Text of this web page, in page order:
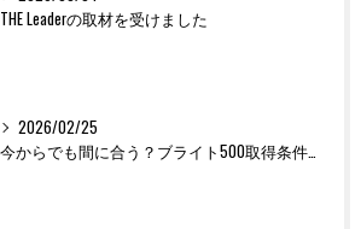
THE Leaderの取材を受けました
2026/02/25
今からでも間に合う？ブライト500取得条件をわかりやすく解説